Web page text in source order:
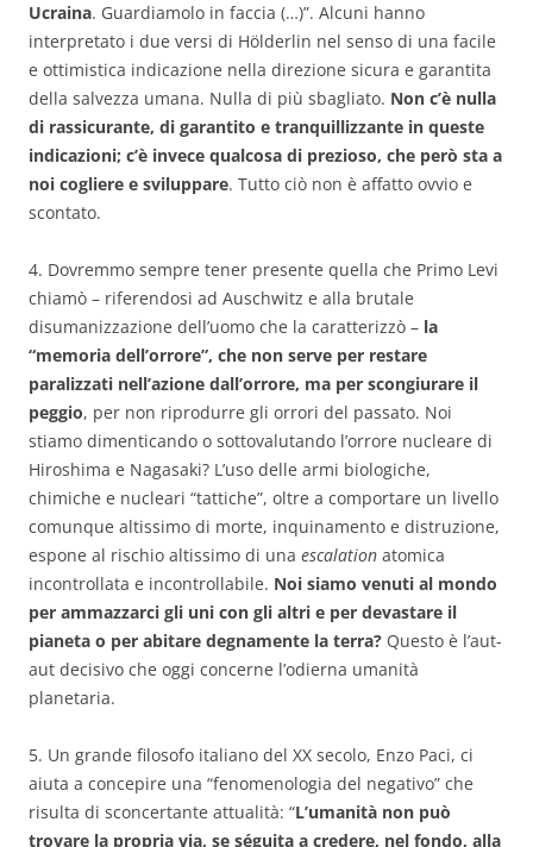
Ucraina. Guardiamolo in faccia (…)”. Alcuni hanno
interpretato i due versi di Hölderlin nel senso di una facile
e ottimistica indicazione nella direzione sicura e garantita
della salvezza umana. Nulla di più sbagliato. Non c’è nulla
di rassicurante, di garantito e tranquillizzante in queste
indicazioni; c’è invece qualcosa di prezioso, che però sta a
noi cogliere e sviluppare. Tutto ciò non è affatto ovvio e
scontato.
4. Dovremmo sempre tener presente quella che Primo Levi
chiamò – riferendosi ad Auschwitz e alla brutale
disumanizzazione dell’uomo che la caratterizzò – la
“memoria dell’orrore”, che non serve per restare
paralizzati nell’azione dall’orrore, ma per scongiurare il
peggio, per non riprodurre gli orrori del passato. Noi
stiamo dimenticando o sottovalutando l’orrore nucleare di
Hiroshima e Nagasaki? L’uso delle armi biologiche,
chimiche e nucleari “tattiche”, oltre a comportare un livello
comunque altissimo di morte, inquinamento e distruzione,
espone al rischio altissimo di una escalation atomica
incontrollata e incontrollabile. Noi siamo venuti al mondo
per ammazzarci gli uni con gli altri e per devastare il
pianeta o per abitare degnamente la terra? Questo è l’aut-
aut decisivo che oggi concerne l’odierna umanità
planetaria.
5. Un grande filosofo italiano del XX secolo, Enzo Paci, ci
aiuta a concepire una “fenomenologia del negativo” che
risulta di sconcertante attualità: “L’umanità non può
trovare la propria via, se séguita a credere, nel fondo, alla